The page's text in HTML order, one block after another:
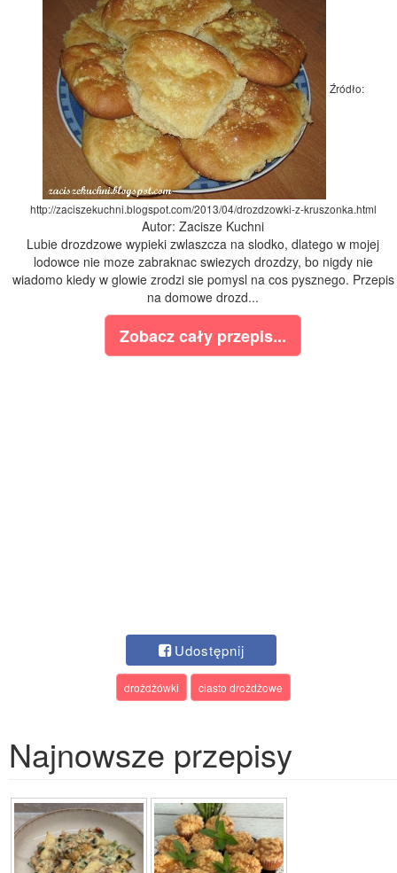
Źródło:
http://zaciszekuchni.blogspot.com/2013/04/drozdzowki-z-kruszonka.html
Autor: Zacisze Kuchni
Lubie drozdzowe wypieki zwlaszcza na slodko, dlatego w mojej
lodowce nie moze zabraknac swiezych drozdzy, bo nigdy nie
wiadomo kiedy w glowie zrodzi sie pomysl na cos pysznego. Przepis
na domowe drozd...
Zobacz cały przepis...
Udostępnij
drożdżówki ciasto drożdżowe
Najnowsze przepisy